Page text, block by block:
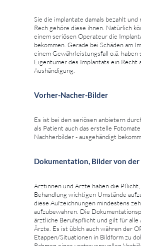
Sie die implantate damals bezahlt und
Rech gehöre diese ihnen. Natürlich
einem seriösen Operateur die
bekommen. Gerade bei Schäden am
einem Gewährleistungsfall o.ä. haben
Eigentümer des Implantats ein Recht
Aushändigung.
Vorher-Nacher-Bilder
Es ist bei den seriösen anbietern
als Patient auch das erstelle
Nachherbilder - ausgehändigt
Dokumentation, Bilder von der
Ärztinnen und Ärzte haben die
Behandlung wichtigen Umstände
diese Aufzeichnungen mindestens
aufzubewahren. Die
ärztliche Berufspflicht und gilt für alle
Ärzte. Es ist üblch auch währen der
Etappen/Situationen in Bildform zu